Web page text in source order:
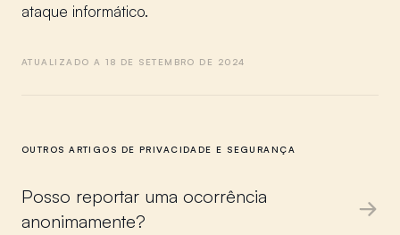
ataque informático.
ATUALIZADO A 18 DE SETEMBRO DE 2024
OUTROS ARTIGOS DE PRIVACIDADE E SEGURANÇA
Posso reportar uma ocorrência
anonimamente?